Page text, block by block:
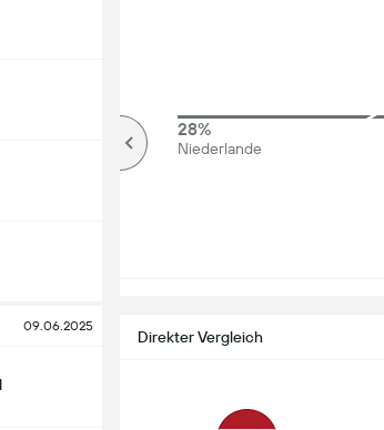
09.06.2025
28%
Niederlande
Direkter Vergleich